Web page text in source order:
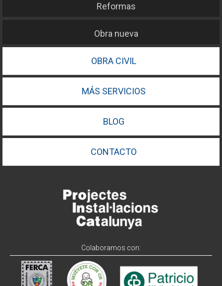
Reformas
Obra nueva
OBRA CIVIL
MÁS SERVICIOS
BLOG
CONTACTO
Colaboramos con: